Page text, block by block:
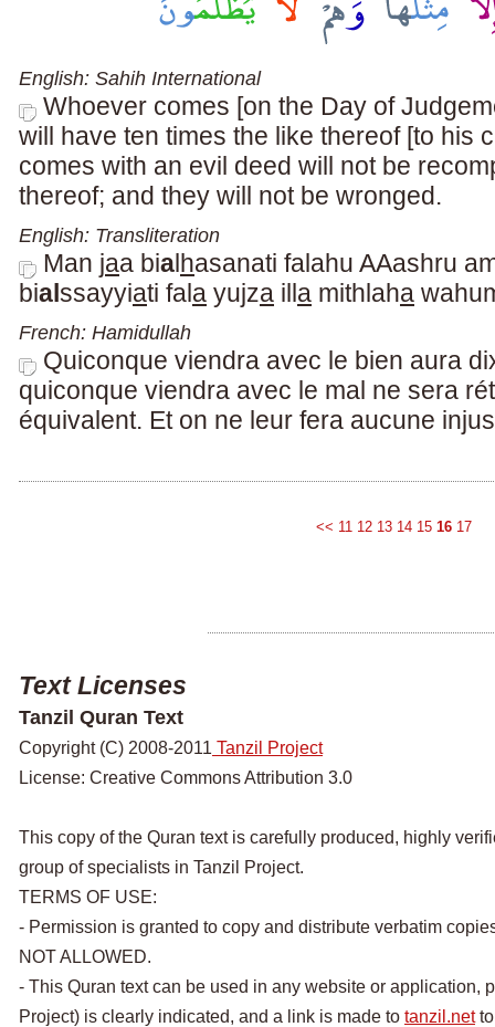
English: Sahih International
Whoever comes [on the Day of
will have ten times the like thereof [to his
comes with an evil deed will not be
thereof; and they will not be wronged.
English: Transliteration
Man jaa bia hasanati falahu AAashru
bial ssayyiati fal a yujza ill a mithlaha
French: Hamidullah
Quiconque viendra avec le bien aura
quiconque viendra avec le mal ne sera
équivalent. Et on ne leur fera aucune
<< 11 12 13 14 15 16 17
Text Licenses
Tanzil Quran Text
Copyright (C) 2008-2011 Tanzil Project
License: Creative Commons Attribution 3.0
This copy of the Quran text is carefully produced, highly
group of specialists in Tanzil Project.
TERMS OF USE:
- Permission is granted to copy and distribute verbatim
NOT ALLOWED.
- This Quran text can be used in any website or application,
Project) is clearly indicated, and a link is made to tanzil.netto